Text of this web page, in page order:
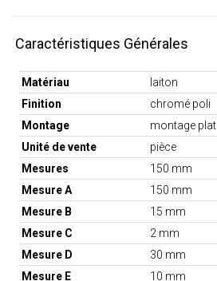
Caractéristiques Générales
Matériau
laiton
Finition
chromé poli
Montage
montage plat
Unité de vente
pièce
Mesures
150 mm
Mesure A
150 mm
Mesure B
15 mm
Mesure C
2 mm
Mesure D
30 mm
Mesure E
10 mm